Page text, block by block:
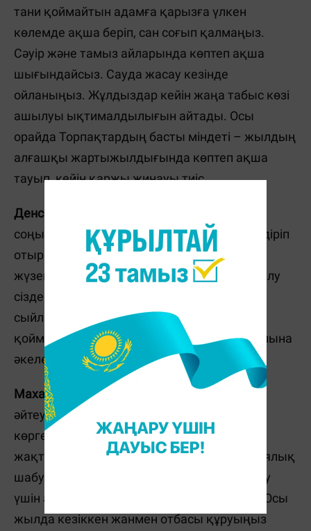
тани қоймайтын адамға қарызға үлкен
көлемде ақша беріп, сан соғып қалмаңыз.
Сәуір және тамыз айларында көптеп ақша
шығындайсыз. Сауда жасау кезінде
ойланыңыз. Жұлдыздар кейін жаңа табыс көзі
ашылуы ықтималдылығын айтады. Осы
орайда Торпақтардың басты міндеті – жылдың
алғашқы жартыжылдығында көптеп ақша
тауып, кейін қаржы жинауы тиіс.
Денсаулық.
соңына дейін үлкен күш-қуатпен жігерлендіріп
отырады. Соған орай, ойлаған мақсаттар
жүзеге асады. Жанұяңызбен отырып демалу
сіздердің араларыңыздағы
сыйластықтарыңызды арттырып қана
қоймайды, энергетикалық жігеріңізді қалпына
әкеледі.
Махаббат.
Ең қызығына да келдік-ау,
әйтеуір. Торпақтар жылдың басында бір
көргеннен ғашық болуы мүмкін. Және ол
жақтан да қарсылық тумайды. Психологиялық
шабуылдар болмауы және көңіліңіз қалмау
үшін айналадағыларға көп сене бермеңіз. Осы
жылда кезіккен жанмен отбасы құруыңыз